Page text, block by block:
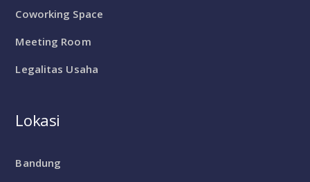
Coworking Space
Meeting Room
Legalitas Usaha
Lokasi
Bandung